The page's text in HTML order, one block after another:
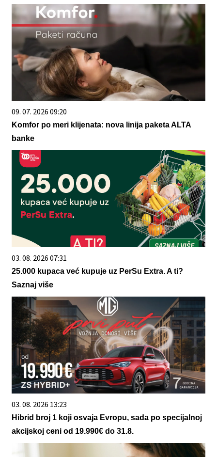
09. 07. 2026 09:20
Komfor po meri klijenata: nova linija paketa ALTA
banke
03. 08. 2026 07:31
25.000 kupaca već kupuje uz PerSu Extra. A ti?
Saznaj više
03. 08. 2026 13:23
Hibrid broj 1 koji osvaja Evropu, sada po specijalnoj
akcijskoj ceni od 19.990€ do 31.8.